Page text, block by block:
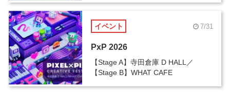
イベント 7/31
PxP 2026
【Stage A】寺田倉庫 D HALL／
【Stage B】WHAT CAFE